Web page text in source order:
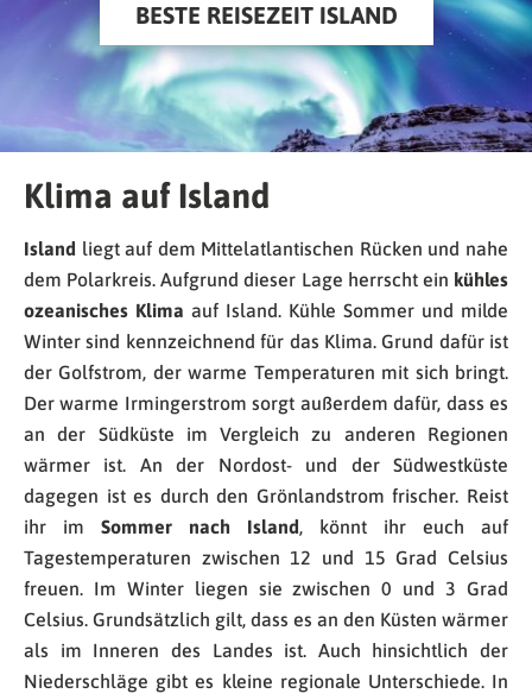
BESTE REISEZEIT ISLAND
Klima auf Island
Island liegt auf dem Mittelatlantischen Rücken und nahe
dem Polarkreis. Aufgrund dieser Lage herrscht ein kühles
ozeanisches Klima auf Island. Kühle Sommer und milde
Winter sind kennzeichnend für das Klima. Grund dafür ist
der Golfstrom, der warme Temperaturen mit sich bringt.
Der warme Irmingerstrom sorgt außerdem dafür, dass es
an der Südküste im Vergleich zu anderen Regionen
wärmer ist. An der Nordost- und der Südwestküste
dagegen ist es durch den Grönlandstrom frischer. Reist
ihr im Sommer nach Island, könnt ihr euch auf
Tagestemperaturen zwischen 12 und 15 Grad Celsius
freuen. Im Winter liegen sie zwischen 0 und 3 Grad
Celsius. Grundsätzlich gilt, dass es an den Küsten wärmer
als im Inneren des Landes ist. Auch hinsichtlich der
Niederschläge gibt es kleine regionale Unterschiede. In